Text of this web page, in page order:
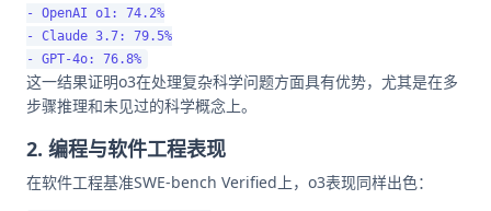
- OpenAI o1: 74.2%
- Claude 3.7: 79.5%
这一结果证明o3在处理复杂科学问题方面具有优势，尤其是在多
步骤推理和未见过的科学概念上。
2. 编程与软件工程表现
在软件工程基准SWE-bench Verified上，o3表现同样出色：